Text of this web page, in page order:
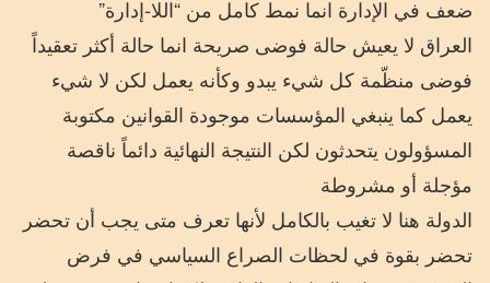
ضعف في الإدارة انما نمط كامل من “اللا-إدارة”
العراق لا يعيش حالة فوضى صريحة انما حالة أكثر تعقيداً
فوضى منظّمة كل شيء يبدو وكأنه يعمل لكن لا شيء
يعمل كما ينبغي المؤسسات موجودة القوانين مكتوبة
المسؤولون يتحدثون لكن النتيجة النهائية دائماً ناقصة
مؤجلة أو مشروطة
الدولة هنا لا تغيب بالكامل لأنها تعرف متى يجب أن تحضر
تحضر بقوة في لحظات الصراع السياسي في فرض